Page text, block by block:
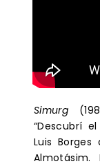
Simurg
“Descubrí
Luis